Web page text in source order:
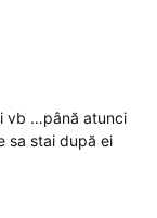
vb …până atunci
sa stai după ei